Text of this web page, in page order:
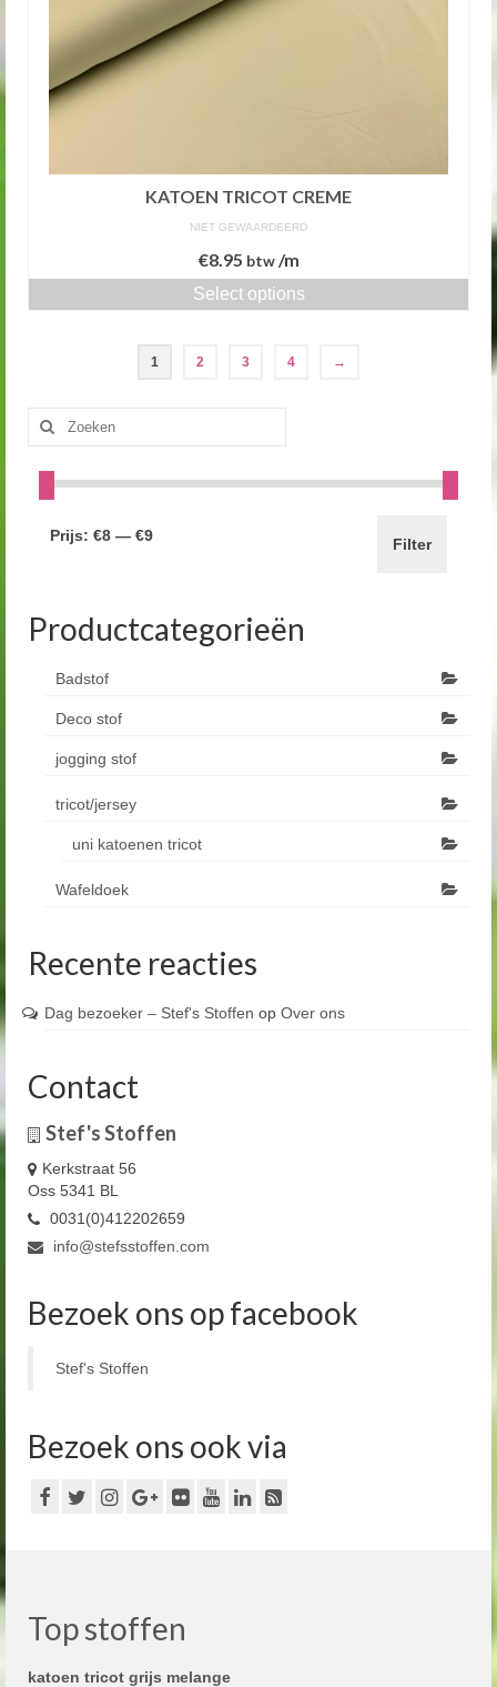
KATOEN TRICOT CREME
NIET GEWAARDEERD
€8.95 btw/m
Select options
1 2 3 4 →
Zoeken
naar:
Filter
Prijs: €8 — €9
Productcategorieën
Badstof
Deco stof
jogging stof
tricot/jersey
uni katoenen tricot
Wafeldoek
Recente reacties
Dag bezoeker – Stef's Stoffen op Over ons
Contact
Stef's Stoffen
Kerkstraat 56
Oss 5341 BL
0031(0)412202659
info@stefsstoffen.com
Bezoek ons op facebook
Stef's Stoffen
Bezoek ons ook via
Top stoffen
katoen tricot grijs melange